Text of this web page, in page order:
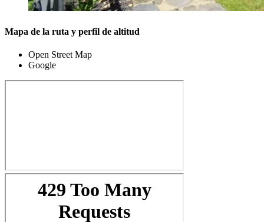
Mapa de la ruta y perfil de altitud
Open Street Map
Google